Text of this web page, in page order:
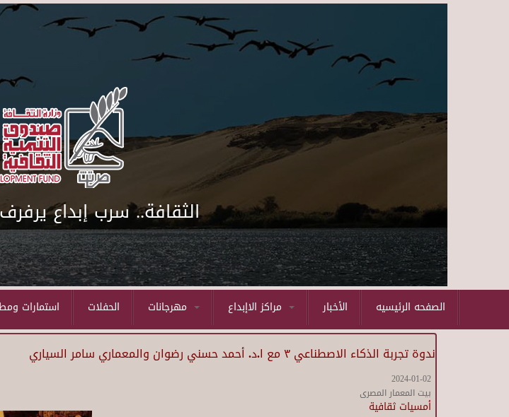
الثقافة.. سرب إبداع
استمارات الحفلات الأخبار الصفحه الرئيسيه
ندوة تجربة الذكاء الاصطناعي ٣ مع ا.د. أحمد حسني رضوان والمعماري سامر السياري
2024-01-02
بيت المعمار المصرى
أمسيات ثقافية